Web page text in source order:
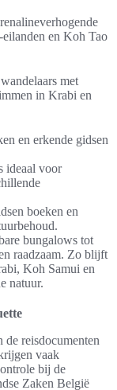
en Koh Tao
met
in Krabi en
en erkende gidsen
ideaal voor
boeken en
bungalows tot
raadzaam. Zo blijft
Koh Samui en
natuur.
reisdocumenten
vaak
bij de
Zaken België